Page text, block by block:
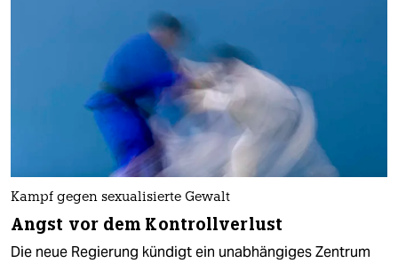
Kampf gegen sexualisierte Gewalt
Angst vor dem Kontrollverlust
Die neue Regierung kündigt ein unabhängiges Zentrum